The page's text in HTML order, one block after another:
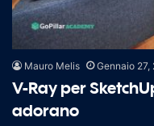
Mauro Melis Gennaio 27,
V-Ray per
adorano